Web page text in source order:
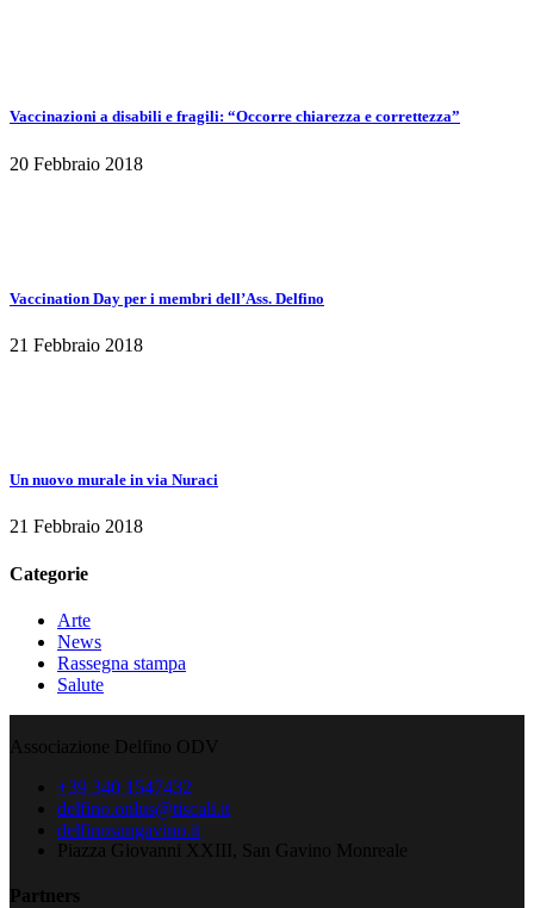
Vaccinazioni a disabili e fragili: “Occorre chiarezza e correttezza”
20 Febbraio 2018
Vaccination Day per i membri dell’Ass. Delfino
21 Febbraio 2018
Un nuovo murale in via Nuraci
21 Febbraio 2018
Categorie
Arte
News
Rassegna stampa
Salute
Associazione Delfino ODV
+39 340 1547432
delfino.onlus@tiscali.it
delfinosangavino.it
Piazza Giovanni XXIII, San Gavino Monreale
Partners